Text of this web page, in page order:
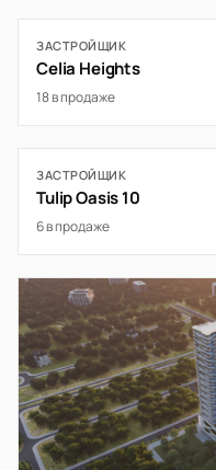
ЗАСТРОЙЩИК
Celia Heights
18 в продаже
ЗАСТРОЙЩИК
Tulip Oasis 10
6 в продаже